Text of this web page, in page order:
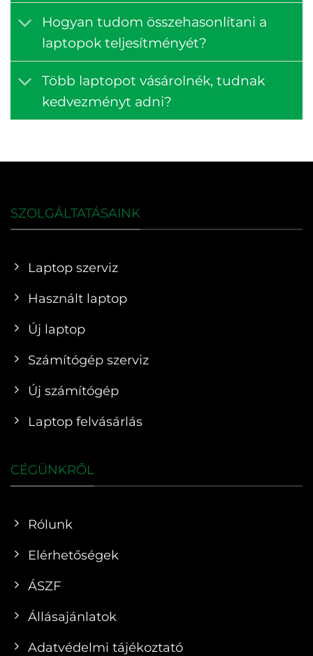
Hogyan tudom összehasonlítani a
laptopok teljesítményét?
Több laptopot vásárolnék, tudnak
kedvezményt adni?
SZOLGÁLTATÁSAINK
Laptop szerviz
Használt laptop
Új laptop
Számítógép szerviz
Új számítógép
Laptop felvásárlás
CÉGÜNKRŐL
Rólunk
Elérhetőségek
ÁSZF
Állásajánlatok
Adatvédelmi tájékoztató